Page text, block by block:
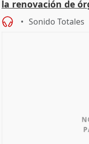
la renovación de
Sonido Totales